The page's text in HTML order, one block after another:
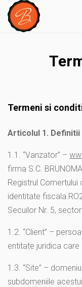
Termeni si
Articolul 1. Definitii
1.1. “Vanzator” –
firma S.C.
Registrul
identitate fiscala
Secuilor Nr. 5,
1.2. “Client” –
entitate juridica
1.3. “Site” – domeniul
subdomeniile